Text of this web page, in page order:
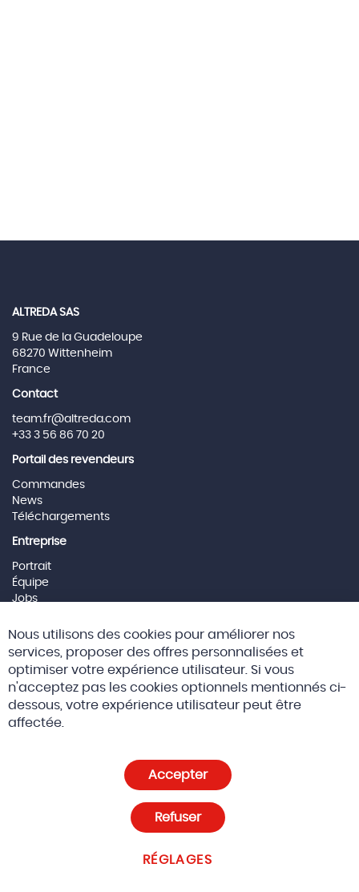
ALTREDA SAS
9 Rue de la Guadeloupe
68270 Wittenheim
France
Contact
team.fr@altreda.com
+33 3 56 86 70 20
Portail des revendeurs
Commandes
News
Téléchargements
Entreprise
Portrait
Équipe
Jobs
Social Media
© 2026 Altreda SAS CGV
Paramètres des cookies
Nous utilisons des cookies pour améliorer nos
services, proposer des offres personnalisées et
optimiser votre expérience utilisateur. Si vous
n'acceptez pas les cookies optionnels mentionnés ci-
dessous, votre expérience utilisateur peut être
affectée.
Accepter
RÉGLAGES
Refuser